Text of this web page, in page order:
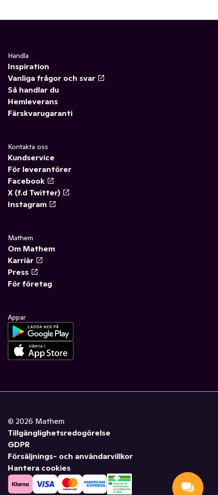
Handla
Inspiration
Vanliga frågor och svar
Så handlar du
Hemleverans
Färskvarugaranti
Kontakta oss
Kundservice
För leverantörer
Facebook
X (f.d Twitter)
Instagram
Mathem
Om Mathem
Karriär
Press
För företag
Appar
© 2026 Mathem
Tillgänglighetsredogörelse
GDPR
Försäljnings- och användarvillkor
Hantera cookies